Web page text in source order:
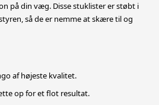
på din væg. Disse stuklister er støbt i
så de er nemme at skære til og
af højeste kvalitet.
op for et flot resultat.